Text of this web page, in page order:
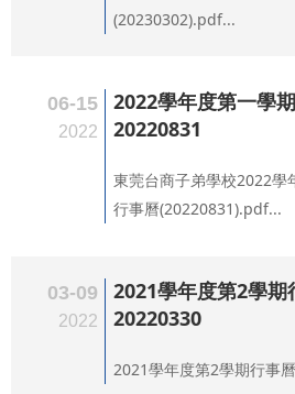
(20230302).pdf...
06-15
2022
2022學年度第一學
20220831
東莞台商子弟學校2022學
行事曆(20220831).pdf...
03-09
2022
2021學年度第2學期
20220330
2021學年度第2學期行事